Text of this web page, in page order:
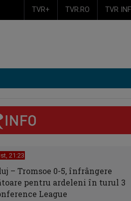
TVR+ TVR.RO TVR
21:23
– Tromsoe 0-5, înfrângere
pentru ardeleni în turul 3
League